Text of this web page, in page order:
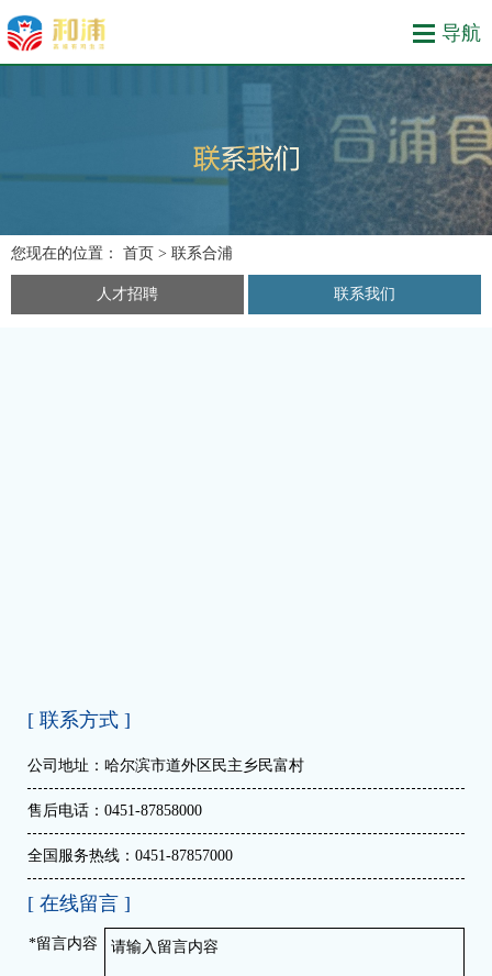
您现在的位置： 首页 > 联系合浦
人才招聘 联系我们
[ 联系方式 ]
公司地址：哈尔滨市道外区民主乡民富村
售后电话：0451-87858000
全国服务热线：0451-87857000
[ 在线留言 ]
*留言内容